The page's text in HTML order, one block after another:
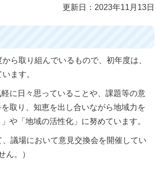
更新日：2023年11月13日
ら取り組んでいるもので、初年度は、
ます。
に日々思っていることや、課題等の意
取り、知恵を出し合いながら地域力を
や「地域の活性化」に努めています。
議場において意見交換会を開催してい
ん。）